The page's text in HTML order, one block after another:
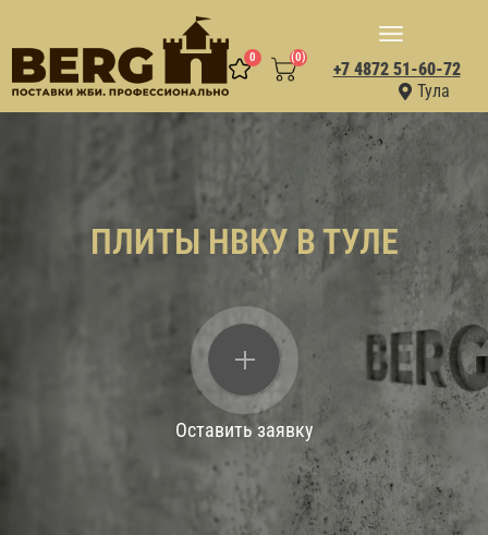
Тула
0 (0)
+7 4872 51-60-72
ПЛИТЫ НВКУ В ТУЛЕ
Оставить заявку